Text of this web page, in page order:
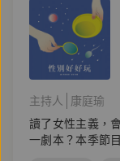
主持人
康庭瑜
讀了女性主義，
一劇本？本季節